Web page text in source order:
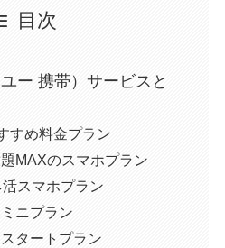
目次
ー 携帯）サービスと
すめ料金プラン
MAXのスマホプラン
スマホプラン
ニプラン
タートプラン